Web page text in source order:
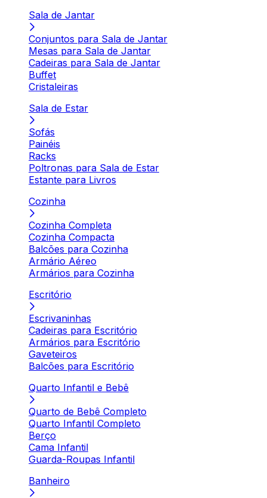
Sala de Jantar
Conjuntos para Sala de Jantar
Mesas para Sala de Jantar
Cadeiras para Sala de Jantar
Buffet
Cristaleiras
Sala de Estar
Sofás
Painéis
Racks
Poltronas para Sala de Estar
Estante para Livros
Cozinha
Cozinha Completa
Cozinha Compacta
Balcões para Cozinha
Armário Aéreo
Armários para Cozinha
Escritório
Escrivaninhas
Cadeiras para Escritório
Armários para Escritório
Gaveteiros
Balcões para Escritório
Quarto Infantil e Bebê
Quarto de Bebê Completo
Quarto Infantil Completo
Berço
Cama Infantil
Guarda-Roupas Infantil
Banheiro